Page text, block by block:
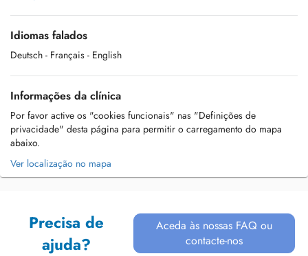
Idiomas falados
Deutsch - Français - English
Informações da clínica
Por favor active os "cookies funcionais" nas "Definições de
privacidade" desta página para permitir o carregamento do mapa
abaixo.
Ver localização no mapa
Precisa de
ajuda?
Aceda às nossas FAQ ou
contacte-nos